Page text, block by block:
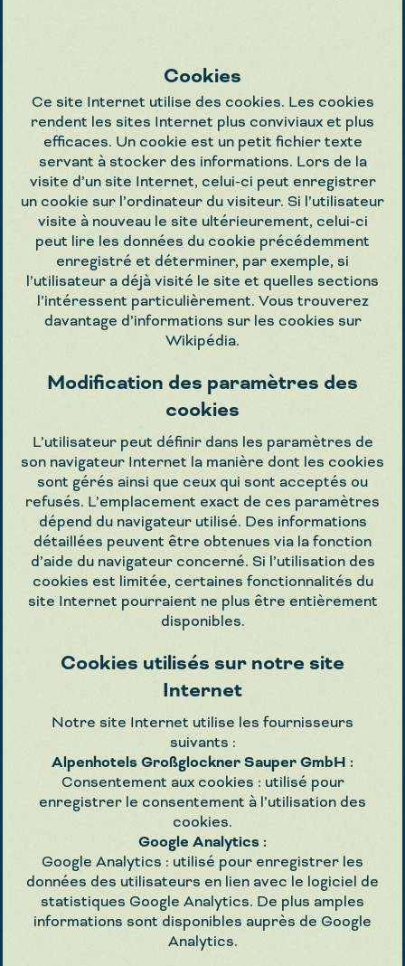
Cookies
Ce site Internet utilise des cookies. Les cookies
rendent les sites Internet plus conviviaux et plus
efficaces. Un cookie est un petit fichier texte
servant à stocker des informations. Lors de la
visite d’un site Internet, celui-ci peut enregistrer
un cookie sur l’ordinateur du visiteur. Si l’utilisateur
visite à nouveau le site ultérieurement, celui-ci
peut lire les données du cookie précédemment
enregistré et déterminer, par exemple, si
l’utilisateur a déjà visité le site et quelles sections
l’intéressent particulièrement. Vous trouverez
davantage d’informations sur les cookies sur
Wikipédia.
Modification des paramètres des
cookies
L’utilisateur peut définir dans les paramètres de
son navigateur Internet la manière dont les cookies
sont gérés ainsi que ceux qui sont acceptés ou
refusés. L’emplacement exact de ces paramètres
dépend du navigateur utilisé. Des informations
détaillées peuvent être obtenues via la fonction
d’aide du navigateur concerné. Si l’utilisation des
cookies est limitée, certaines fonctionnalités du
site Internet pourraient ne plus être entièrement
disponibles.
Cookies utilisés sur notre site
Internet
Notre site Internet utilise les fournisseurs
suivants :
Alpenhotels Großglockner Sauper GmbH :
Consentement aux cookies : utilisé pour
enregistrer le consentement à l’utilisation des
cookies.
Google Analytics :
Google Analytics : utilisé pour enregistrer les
données des utilisateurs en lien avec le logiciel de
statistiques Google Analytics. De plus amples
informations sont disponibles auprès de Google
Analytics.